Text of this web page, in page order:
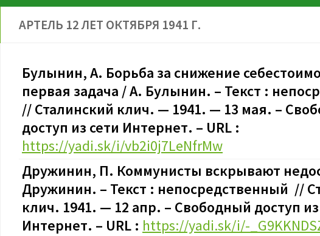
АРТЕЛЬ 12 ЛЕТ ОКТЯБРЯ 1941 Г.
Булынин, А. Борьба за снижение
первая задача / А. Булынин. – Текст :
// Сталинский клич. — 1941. — 13 мая. –
доступ из сети Интернет. – URL :
https://yadi.sk/i/vb2i0j7LeNfrMw
Дружинин, П. Коммунисты вскрывают
Дружинин. – Текст : непосредственный //
клич. 1941. — 12 апр. – Свободный доступ из
Интернет. – URL : https://yadi.sk/i/-